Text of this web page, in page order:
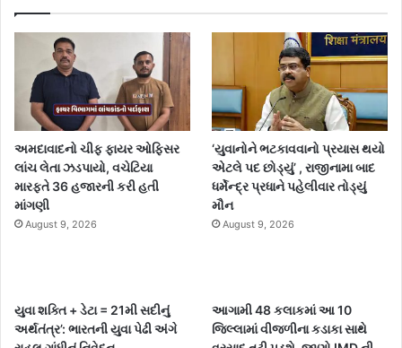
અમદાવાદનો ચીફ ફાયર ઓફિસર
લાંચ લેતા ઝડપાયો, વચેટિયા
મારફતે 36 હજારની કરી હતી
માંગણી
August 9, 2026
‘યુવાનોને ભટકાવવાનો પ્રયાસ થયો
એટલે પદ છોડ્યું’ , રાજીનામા બાદ
ધર્મેન્દ્ર પ્રધાને પહેલીવાર તોડ્યું
મૌન
August 9, 2026
યુવા શક્તિ + ડેટા = 21મી સદીનું
અર્થતંત્ર’: ભારતની યુવા પેઢી અંગે
આગામી 48 કલાકમાં આ 10
જિલ્લામાં વીજળીના કડાકા સાથે